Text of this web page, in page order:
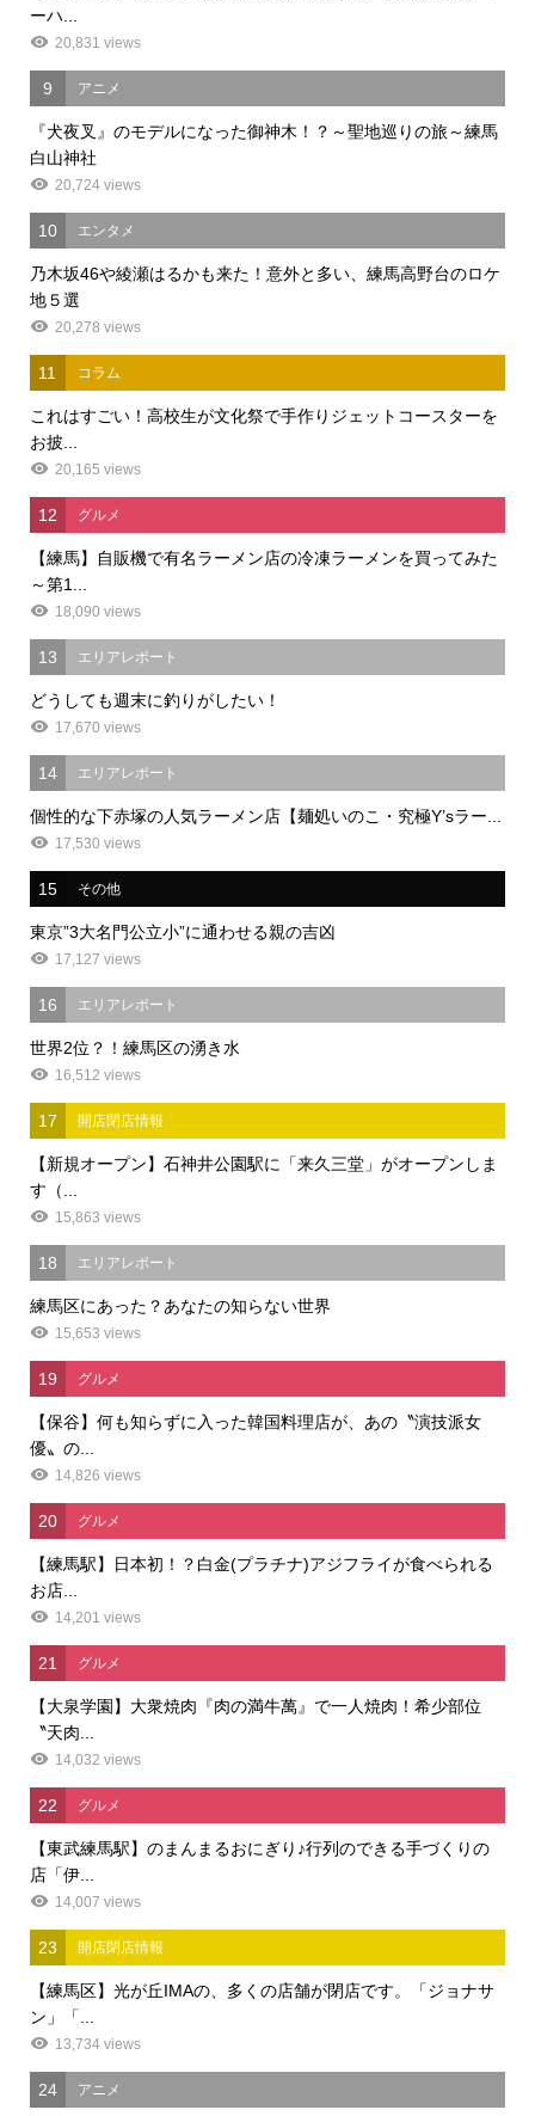
ーハ...
20,831 views
9 アニメ
『犬夜叉』のモデルになった御神木！？～聖地巡りの旅～練馬
白山神社
20,724 views
10 エンタメ
乃木坂46や綾瀬はるかも来た！意外と多い、練馬高野台のロケ
地５選
20,278 views
11 コラム
これはすごい！高校生が文化祭で手作りジェットコースターを
お披...
20,165 views
12 グルメ
【練馬】自販機で有名ラーメン店の冷凍ラーメンを買ってみた
～第1...
18,090 views
13 エリアレポート
どうしても週末に釣りがしたい！
17,670 views
14 エリアレポート
個性的な下赤塚の人気ラーメン店【麺処いのこ・究極Y’sラー...
17,530 views
15 その他
東京”3大名門公立小”に通わせる親の吉凶
17,127 views
16 エリアレポート
世界2位？！練馬区の湧き水
16,512 views
17 開店閉店情報
【新規オープン】石神井公園駅に「来久三堂」がオープンしま
す（...
15,863 views
18 エリアレポート
練馬区にあった？あなたの知らない世界
15,653 views
19 グルメ
【保谷】何も知らずに入った韓国料理店が、あの〝演技派女
優〟の...
14,826 views
20 グルメ
【練馬駅】日本初！？白金(プラチナ)アジフライが食べられる
お店...
14,201 views
21 グルメ
【大泉学園】大衆焼肉『肉の満牛萬』で一人焼肉！希少部位
〝天肉...
14,032 views
22 グルメ
【東武練馬駅】のまんまるおにぎり♪行列のできる手づくりの
店「伊...
14,007 views
23 開店閉店情報
【練馬区】光が丘IMAの、多くの店舗が閉店です。「ジョナサ
ン」「...
13,734 views
24 アニメ